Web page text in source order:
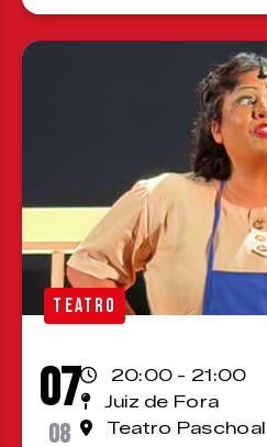
TEATRO
07
08
20:00 - 21:00
Juiz de Fora
Teatro